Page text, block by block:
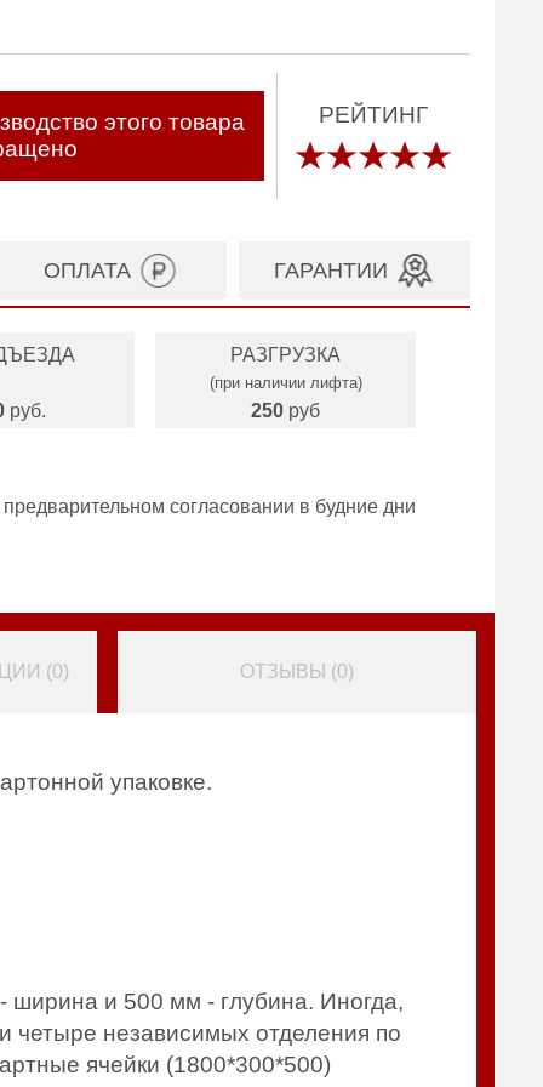
этого товара
РЕЙТИНГ
ОПЛАТА ГАРАНТИИ
руб.
РАЗГРУЗКА
(при наличии лифта)
250 руб
согласовании в будние дни
(0) ОТЗЫВЫ (0)
упаковке.
и 500 мм - глубина. Иногда,
четыре независимых отделения по
ячейки (1800*300*500)